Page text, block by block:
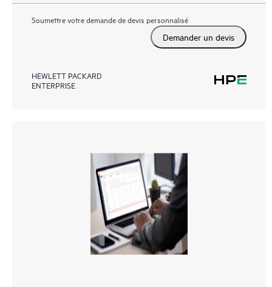
Soumettre votre demande de devis personnalisé
Demander un devis
HEWLETT PACKARD
ENTERPRISE